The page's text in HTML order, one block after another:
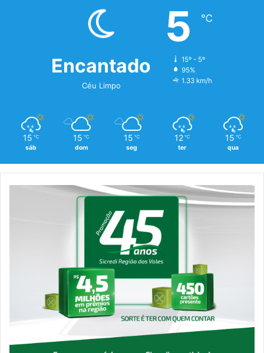
Encantado
Céu Limpo
5 ℃
15º - 5º
95%
1.33 km/h
15 ℃
sáb
15 ℃
dom
15 ℃
seg
12 ℃
ter
15 ℃
qua